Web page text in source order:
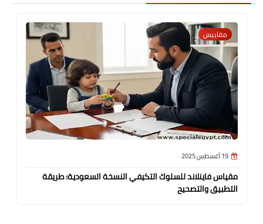
مقاييس
19 أغسطس 2025
مقياس فاينلاند للسلوك التكيفي النسخة السعودية: طريقة
التطبيق والتصحيح